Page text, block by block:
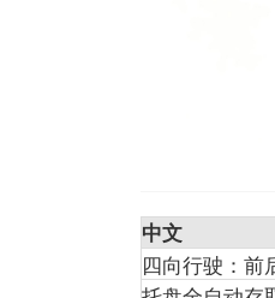
中文
四向行驶：前